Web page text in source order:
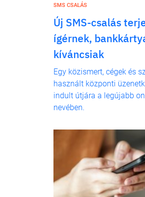
SMS CSALÁS
Új SMS-csalás
ígérnek,
kíváncsiak
Egy közismert, cégek és
használt központi
indult útjára a legújabb
nevében.